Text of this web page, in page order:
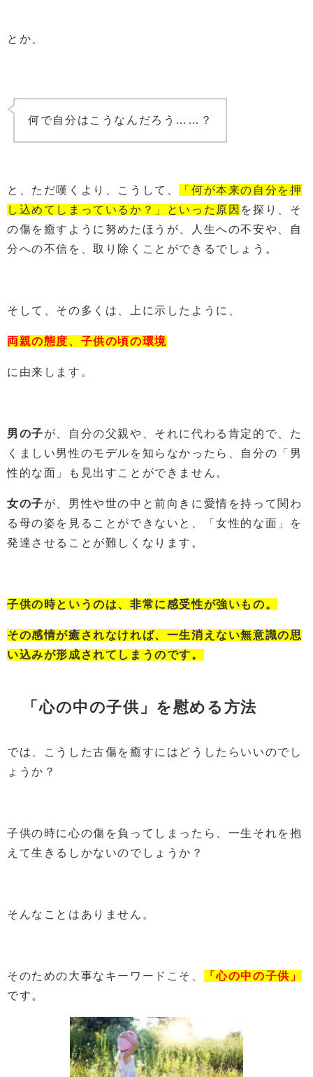
とか、
何で自分はこうなんだろう……？
と、ただ嘆くより、こうして、
「何が本来の自分を押
し込めてしまっているか？」といった原因 を探り、そ
の傷を癒すように努めたほうが、人生への不安や、自
分への不信を、取り除くことができるでしょう。
そして、その多くは、上に示したように、
両親の態度、子供の頃の環境
に由来します。
男の子が、自分の父親や、それに代わる肯定的で、た
くましい男性のモデルを知らなかったら、自分の「男
性的な面」も見出すことができません。
女の子が、男性や世の中と前向きに愛情を持って関わ
る母の姿を見ることができないと、「女性的な面」を
発達させることが難しくなります。
子供の時というのは、非常に感受性が強いもの。
その感情が癒されなければ、一生消えない無意識の思
い込みが形成されてしまうのです。
「心の中の子供」を慰める方法
では、こうした古傷を癒すにはどうしたらいいのでし
ょうか？
子供の時に心の傷を負ってしまったら、一生それを抱
えて生きるしかないのでしょうか？
そんなことはありません。
そのための大事なキーワードこそ、
「心の中の子供」
です。